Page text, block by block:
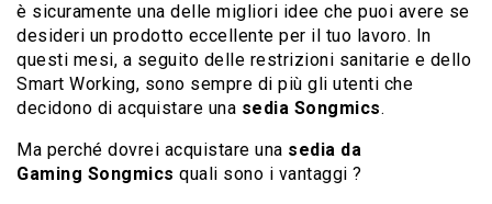
è sicuramente una delle migliori idee che puoi avere se
desideri un prodotto eccellente per il tuo lavoro. In
questi mesi, a seguito delle restrizioni sanitarie e dello
Smart Working, sono sempre di più gli utenti che
decidono di acquistare una sedia Songmics.
Ma perché dovrei acquistare una sedia da
Gaming Songmics quali sono i vantaggi ?